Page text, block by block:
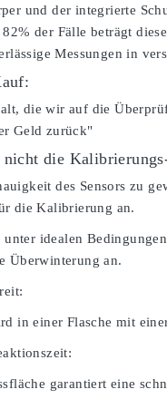
und der integrierte
der Fälle beträgt
Messungen in
die wir auf die
Geld zurück"
nicht die
des Sensors zu
die Kalibrierung an.
unter idealen
Überwinterung an.
in einer Flasche mit
garantiert eine